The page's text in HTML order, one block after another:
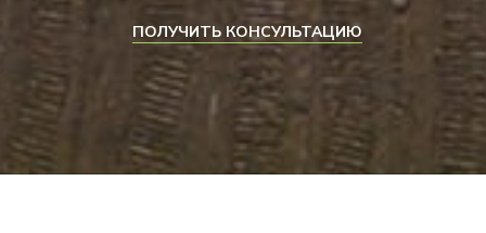
документальное оформление
всех работ;
консультационную поддержку на
любом этапе.
ЗАПРОСИТЬ ПРАЙС